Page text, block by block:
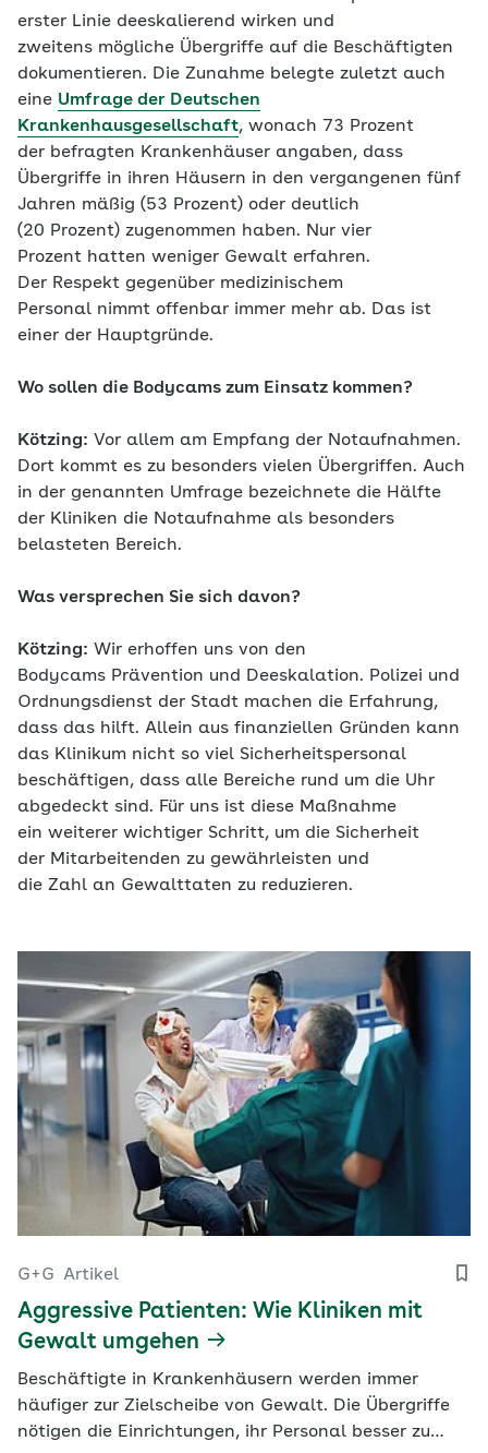
erster Linie deeskalierend wirken und
zweitens mögliche Übergriffe auf die Beschäftigten
dokumentieren. Die Zunahme belegte zuletzt auch
eine Umfrage der Deutschen
Krankenhausgesellschaft, wonach 73 Prozent
der befragten Krankenhäuser angaben, dass
Übergriffe in ihren Häusern in den vergangenen fünf
Jahren mäßig (53 Prozent) oder deutlich
(20 Prozent) zugenommen haben. Nur vier
Prozent hatten weniger Gewalt erfahren.
Der Respekt gegenüber medizinischem
Personal nimmt offenbar immer mehr ab. Das ist
einer der Hauptgründe.
Wo sollen die Bodycams zum Einsatz kommen?
Kötzing: Vor allem am Empfang der Notaufnahmen.
Dort kommt es zu besonders vielen Übergriffen. Auch
in der genannten Umfrage bezeichnete die Hälfte
der Kliniken die Notaufnahme als besonders
belasteten Bereich.
Was versprechen Sie sich davon?
Kötzing: Wir erhoffen uns von den
Bodycams Prävention und Deeskalation. Polizei und
Ordnungsdienst der Stadt machen die Erfahrung,
dass das hilft. Allein aus finanziellen Gründen kann
das Klinikum nicht so viel Sicherheitspersonal
beschäftigen, dass alle Bereiche rund um die Uhr
abgedeckt sind. Für uns ist diese Maßnahme
ein weiterer wichtiger Schritt, um die Sicherheit
der Mitarbeitenden zu gewährleisten und
die Zahl an Gewalttaten zu reduzieren.
G+G Artikel
Aggressive Patienten: Wie Kliniken mit
Gewalt umgehen
Beschäftigte in Krankenhäusern werden immer
häufiger zur Zielscheibe von Gewalt. Die Übergriffe
nötigen die Einrichtungen, ihr Personal besser zu